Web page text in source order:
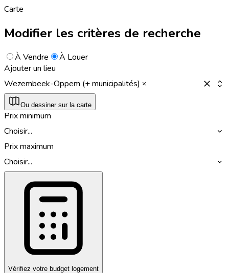
Carte
Modifier les critères de recherche
À Vendre
À Louer
Ajouter un lieu
Wezembeek-Oppem (+ municipalités)
Ou dessiner sur la carte
Prix minimum
Choisir...
Prix maximum
Choisir...
Vérifiez votre budget logement